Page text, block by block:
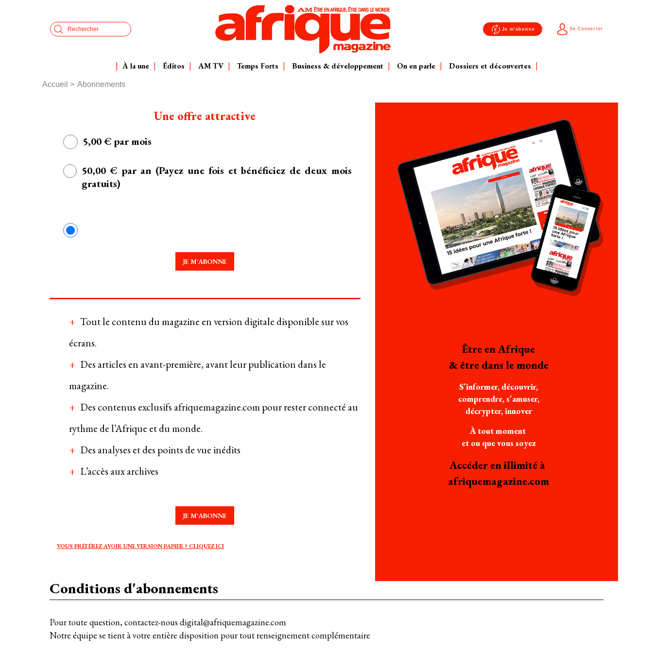
Search
Je m'abonne Se Connecter
À la une Éditos AM TV Temps Forts Business & développement On en parle Dossiers et découvertes
Fil
Accueil Abonnements
Une offre attractive
5,00 € par mois
50,00 € par an (Payez une fois et bénéficiez de deux mois
gratuits)
JE M'ABONNE
Tout le contenu du magazine en version digitale disponible sur vos
écrans.
Des articles en avant-première, avant leur publication dans le
magazine.
Des contenus exclusifs afriquemagazine.com pour rester connecté au
rythme de l’Afrique et du monde.
Des analyses et des points de vue inédits
L’accès aux archives
JE M'ABONNE
VOUS PRÉFÉREZ AVOIR UNE VERSION PAPIER ? CLIQUEZ ICI
Être en Afrique
& être dans le monde
S'informer, découvrir,
comprendre, s'amuser,
décrypter, innover
À tout moment
et ou que vous soyez
Accéder en illimité à
afriquemagazine.com
Conditions d'abonnements
Pour toute question, contactez-nous digital@afriquemagazine.com
Notre équipe se tient à votre entière disposition pour tout renseignement complémentaire